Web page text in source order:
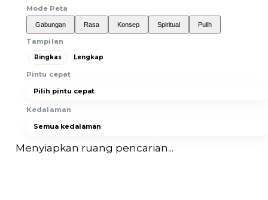
Mode Peta
Gabungan Rasa Konsep Spiritual Pulih
Tampilan
Ringkas Lengkap
Pintu cepat
Kedalaman
Menyiapkan ruang pencarian...